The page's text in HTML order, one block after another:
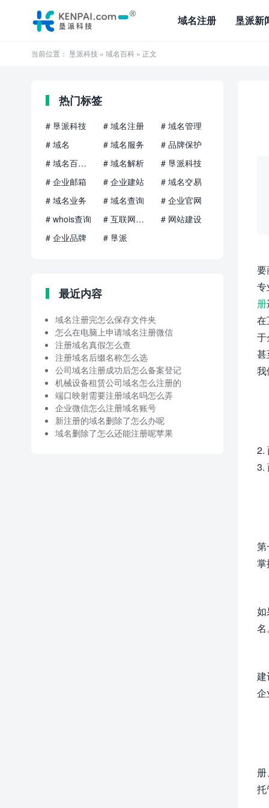
域名注册 垦派新
当前位置： 垦派科技 » 域名百科 » 正文
要
专
册
在
于
甚
我
2.
3.
第
掌
如
名
建
企
托
热门标签
# 垦派科技 # 域名注册
# 域名管理
# 域名
# 域名服务
# 品牌保护
# 域名百科知识
# 域名解析
# 垦派科技
# 企业邮箱
# 企业建站
# 域名交易
# 域名业务
# 域名查询
# 企业官网
# whois查询
# 互联网品牌
# 网站建设
# 企业品牌
# 垦派
最近内容
域名注册完怎么保存文件夹
怎么在电脑上申请域名注册微信
注册域名真假怎么查
注册域名后缀名称怎么选
公司域名注册成功后怎么备案登记
机械设备租赁公司域名怎么注册的
端口映射需要注册域名吗怎么弄
企业微信怎么注册域名账号
新注册的域名删除了怎么办呢
域名删除了怎么还能注册呢苹果